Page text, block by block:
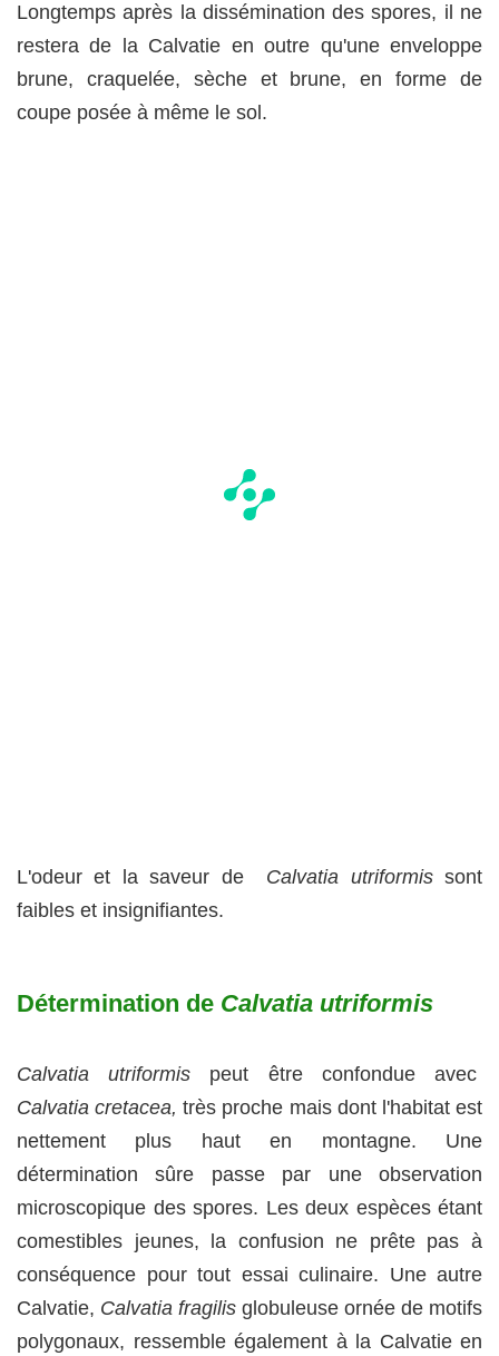
Longtemps après la dissémination des spores, il ne
restera de la Calvatie en outre qu'une enveloppe
brune, craquelée, sèche et brune, en forme de
coupe posée à même le sol.
L'odeur et la saveur de Calvatia utriformis sont
faibles et insignifiantes.
Détermination de Calvatia utriformis
Calvatia utriformis peut être confondue avec
Calvatia cretacea,très proche mais dont l'habitat est
nettement plus haut en montagne. Une
détermination sûre passe par une observation
microscopique des spores. Les deux espèces étant
comestibles jeunes, la confusion ne prête pas à
conséquence pour tout essai culinaire. Une autre
Calvatie, Calvatia fragilis globuleuse ornée de motifs
polygonaux, ressemble également à la Calvatie en